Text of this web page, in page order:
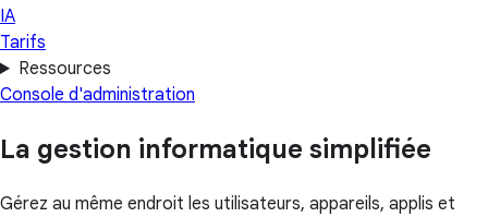
IA
Tarifs
Ressources
Console d'administration
La gestion informatique simplifiée
Gérez au même endroit les utilisateurs, appareils, applis et